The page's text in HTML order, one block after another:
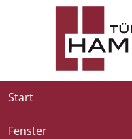
Start
Fenster